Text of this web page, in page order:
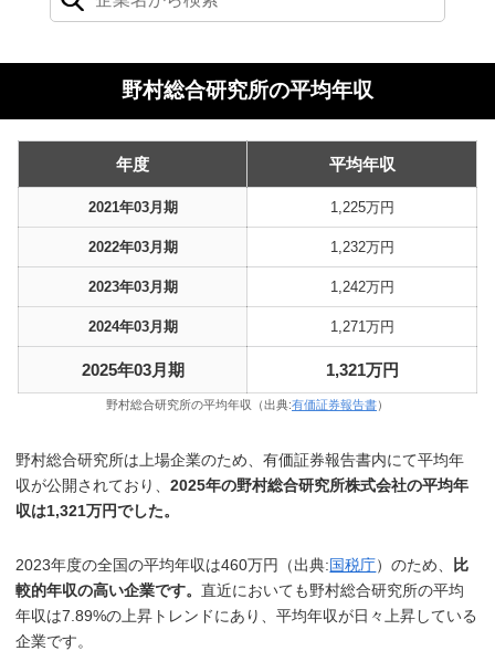
野村総合研究所の平均年収
年度 平均年収
2021年03月期 1,225万円
2022年03月期 1,232万円
2023年03月期 1,242万円
2024年03月期 1,271万円
2025年03月期 1,321万円
野村総合研究所の平均年収（出典:有価証券報告書）
野村総合研究所は上場企業のため、有価証券報告書内にて平均年
収が公開されており、2025年の野村総合研究所株式会社の平均年
収は1,321万円でした。
2023年度の全国の平均年収は460万円（出典:国税庁）のため、
比
較的年収の高い企業です。直近においても野村総合研究所の平均
年収は7.89%の上昇トレンドにあり、平均年収が日々上昇している
企業です。